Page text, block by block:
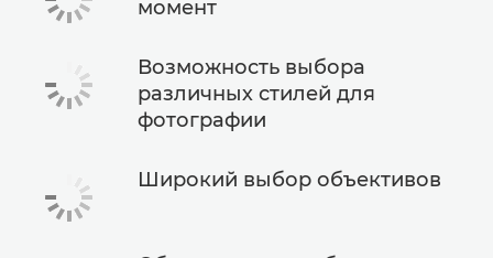
момент
Возможность выбора
различных стилей для
фотографии
Широкий выбор объективов